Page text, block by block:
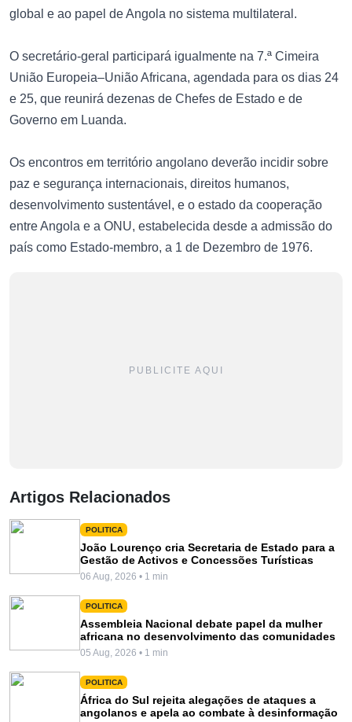
global e ao papel de Angola no sistema multilateral.
O secretário-geral participará igualmente na 7.ª Cimeira
União Europeia–União Africana, agendada para os dias 24
e 25, que reunirá dezenas de Chefes de Estado e de
Governo em Luanda.
Os encontros em território angolano deverão incidir sobre
paz e segurança internacionais, direitos humanos,
desenvolvimento sustentável, e o estado da cooperação
entre Angola e a ONU, estabelecida desde a admissão do
país como Estado-membro, a 1 de Dezembro de 1976.
PUBLICITE AQUI
Artigos Relacionados
POLITICA
João Lourenço cria Secretaria de Estado para a
Gestão de Activos e Concessões Turísticas
06 Aug, 2026 • 1 min
POLITICA
Assembleia Nacional debate papel da mulher
africana no desenvolvimento das comunidades
05 Aug, 2026 • 1 min
POLITICA
África do Sul rejeita alegações de ataques a
angolanos e apela ao combate à desinformação